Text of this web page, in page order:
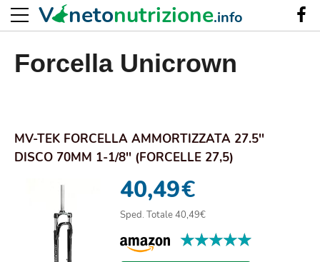
Forcella Unicrown
MV-TEK FORCELLA AMMORTIZZATA 27.5''
DISCO 70MM 1-1/8'' (FORCELLE 27,5)
40,49€
Sped. Totale 40,49€
★★★★★
★★★★★
V netonutrizione.info